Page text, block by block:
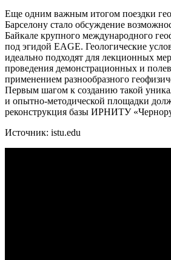
Еще одним важным итогом поездки
Барселону стало обсуждение
Байкале крупного международного
под эгидой EAGE. Геологические
идеально подходят для лекционных
проведения демонстрационных и
применением разнообразного
Первым шагом к созданию такой
и опытно-методической площадки
реконструкция базы ИРНИТУ
Источник: istu.edu